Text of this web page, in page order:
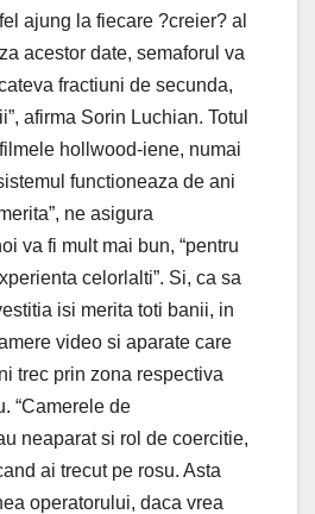
ajung la fiecare ?creier? al
acestor date, semaforul va
fractiuni de secunda,
afirma Sorin Luchian. Totul
hollwood-iene, numai
functioneaza de ani
ne asigura
va fi mult mai bun, “pentru
celorlalti”. Si, ca sa
isi merita toti banii, in
video si aparate care
trec prin zona respectiva
“Camerele de
neaparat si rol de coercitie,
ai trecut pe rosu. Asta
operatorului, daca vrea